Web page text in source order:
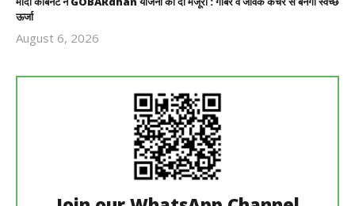
ऊर्जा
August 6, 2026